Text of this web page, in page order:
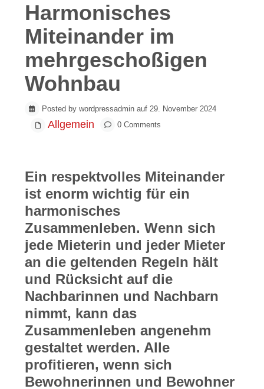
Harmonisches
Miteinander im
mehrgeschoßigen
Wohnbau
Posted by wordpressadmin auf 29. November 2024
Allgemein 0 Comments
Ein respektvolles Miteinander
ist enorm wichtig für ein
harmonisches
Zusammenleben. Wenn sich
jede Mieterin und jeder Mieter
an die geltenden Regeln hält
und Rücksicht auf die
Nachbarinnen und Nachbarn
nimmt, kann das
Zusammenleben angenehm
gestaltet werden. Alle
profitieren, wenn sich
Bewohnerinnen und Bewohner